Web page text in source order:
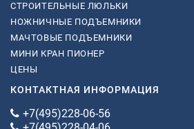
СТРОИТЕЛЬНЫЕ ЛЮЛЬКИ
НОЖНИЧНЫЕ ПОДЪЕМНИКИ
МАЧТОВЫЕ ПОДЪЕМНИКИ
МИНИ КРАН ПИОНЕР
ЦЕНЫ
КОНТАКТНАЯ ИНФОРМАЦИЯ
+7(495)228-06-56